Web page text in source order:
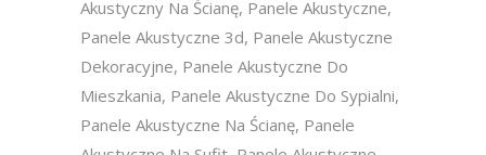
Akustyczny Na Ścianę, Panele Akustyczne,
Panele Akustyczne 3d, Panele Akustyczne
Dekoracyjne, Panele Akustyczne Do
Mieszkania, Panele Akustyczne Do Sypialni,
Panele Akustyczne Na Ścianę, Panele